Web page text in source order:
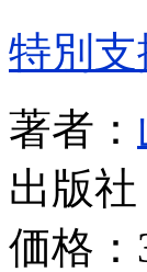
特別
著者：
出版社
価格：